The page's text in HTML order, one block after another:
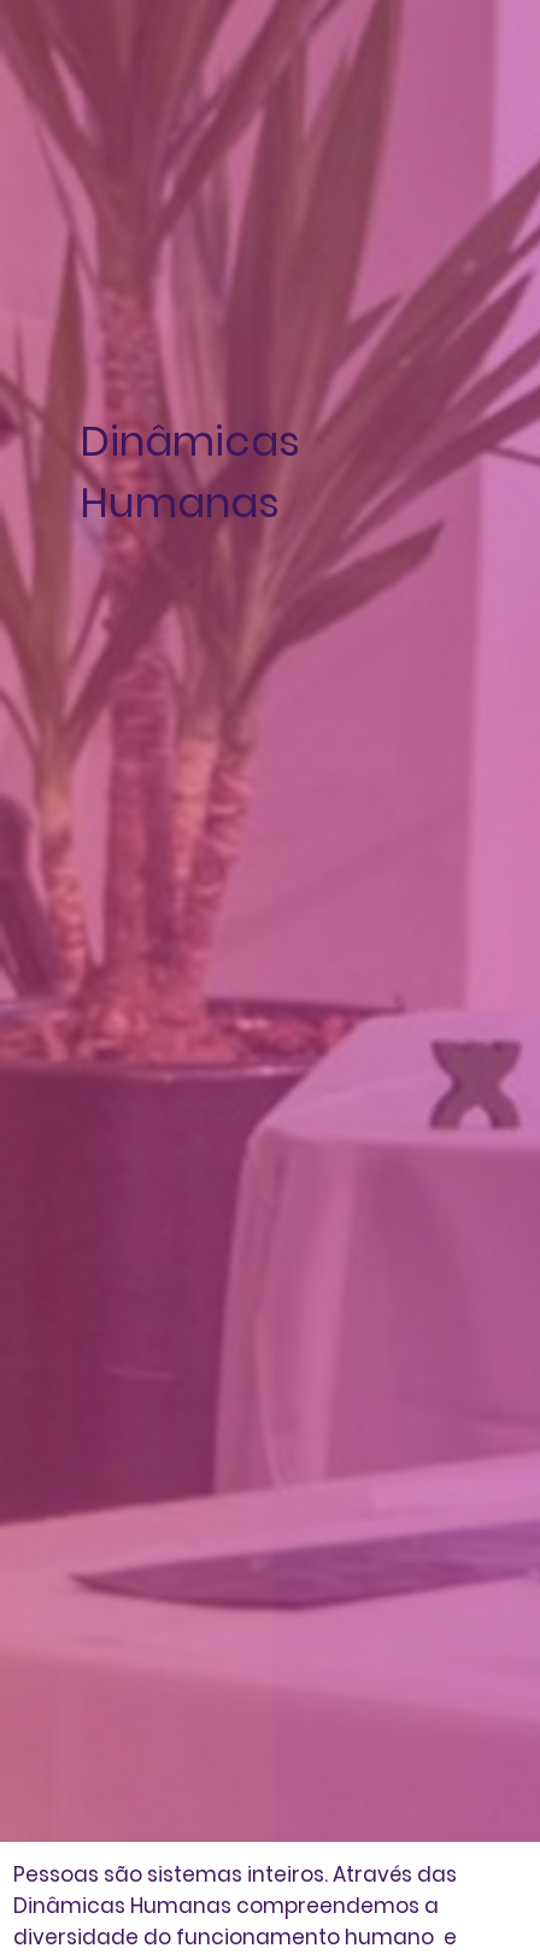
Dinâmicas
Humanas
Pessoas são sistemas inteiros. Através das
Dinâmicas Humanas compreendemos a
diversidade do funcionamento humano e